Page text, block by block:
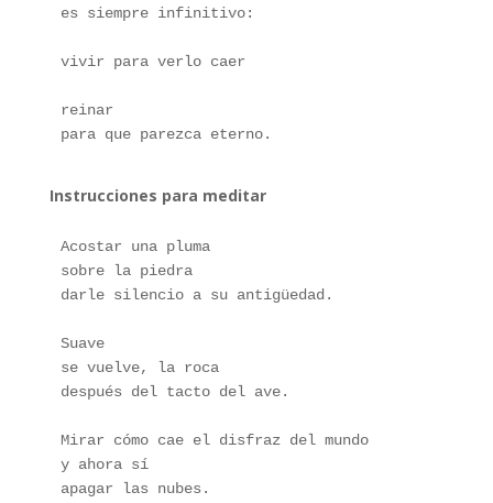
es siempre infinitivo:
vivir para verlo caer
reinar
para que parezca eterno.
Instrucciones para meditar
Acostar una pluma
sobre la piedra
darle silencio a su antigüedad.
Suave
se vuelve, la roca
después del tacto del ave.
Mirar cómo cae el disfraz del mundo
y ahora sí
apagar las nubes.